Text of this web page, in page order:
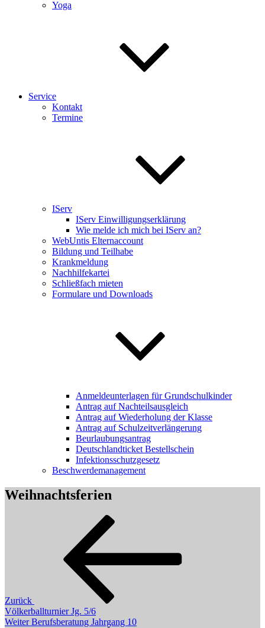
Yoga
Service
Kontakt
Termine
IServ
IServ Einwilligungserklärung
Wie melde ich mich bei IServ an?
WebUntis Elternaccount
Bildung und Teilhabe
Krankmeldung
Nachhilfekartei
Schließfach mieten
Formulare und Downloads
Anmeldeunterlagen für Grundschulkinder
Antrag auf Nachteilsausgleich
Antrag auf Wiederholung der Klasse
Antrag auf Schulzeitverlängerung
Beurlaubungsantrag
Deutschlandticket Bestellschein
Infektionsschutzgesetz
Beschwerdemanagement
Weihnachtsferien
Beitragsnavigation
Zurück
Völkerballturnier Jg. 5/6
Nächster
Weiter Berufsberatung Jahrgang 10